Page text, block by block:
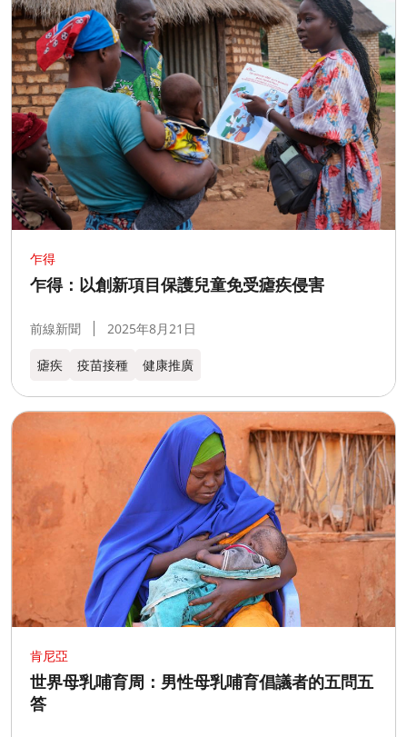
乍得​
乍得：以創新項目保護兒童免受瘧疾侵害
前線新聞 2025年8月21日
瘧疾 疫苗接種 健康推廣
肯尼亞
世界母乳哺育周：男性母乳哺育倡議者的五問五
答